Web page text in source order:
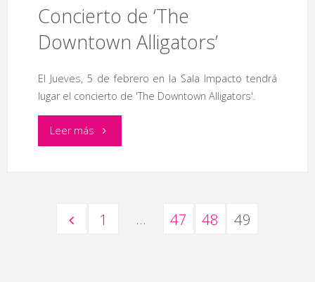
Concierto de ‘The
Downtown Alligators’
El Jueves, 5 de febrero en la Sala Impacto tendrá
lugar el concierto de 'The Downtown Alligators'.
Leer más"Concierto
Downtown
1 … 47 48 49